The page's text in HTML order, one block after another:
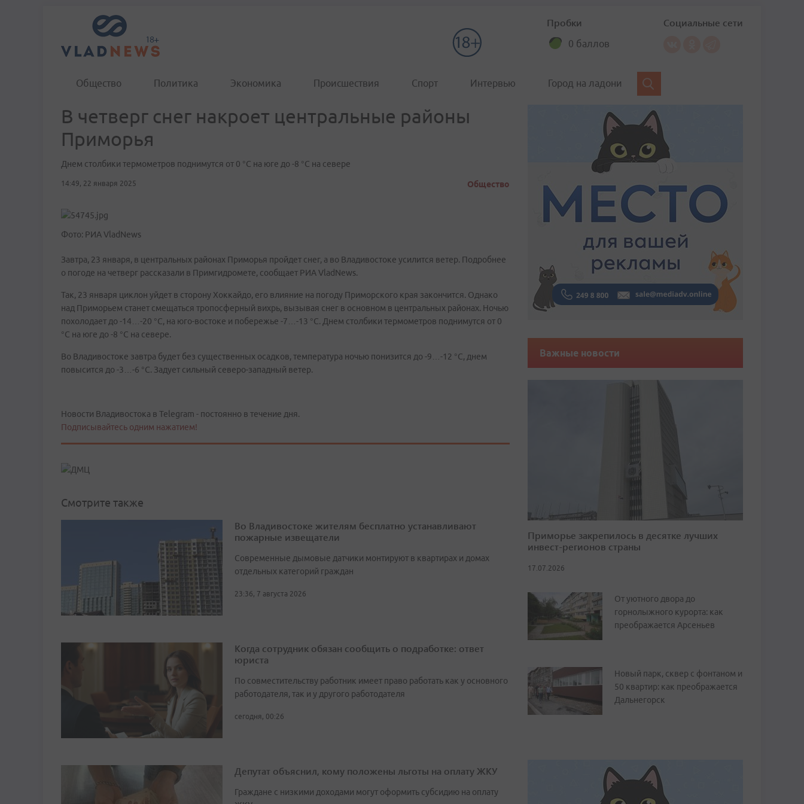
Пробки
0 баллов
Социальные сети
Общество Политика Экономика Происшествия Спорт Интервью Город на ладони
В четверг снег накроет центральные районы
Приморья
Днем столбики термометров поднимутся от 0 °С на юге до -8 °С на севере
14:49, 22 января 2025 Общество
Фото: РИА VladNews
Завтра, 23 января, в центральных районах Приморья пройдет снег, а во Владивостоке усилится ветер. Подробнее
о погоде на четверг рассказали в Примгидромете, сообщает РИА VladNews.
Так, 23 января циклон уйдет в сторону Хоккайдо, его влияние на погоду Приморского края закончится. Однако
над Приморьем станет смещаться тропосферный вихрь, вызывая снег в основном в центральных районах. Ночью
похолодает до -14…-20 °С, на юго-востоке и побережье -7…-13 °С. Днем столбики термометров поднимутся от 0
°С на юге до -8 °С на севере.
Во Владивостоке завтра будет без существенных осадков, температура ночью понизится до -9…-12 °С, днем
повысится до -3…-6 °С. Задует сильный северо-западный ветер.
Новости Владивостока в Telegram - постоянно в течение дня.
Подписывайтесь одним нажатием!
Смотрите также
Во Владивостоке жителям бесплатно устанавливают
пожарные извещатели
Современные дымовые датчики монтируют в квартирах и домах
отдельных категорий граждан
23:36, 7 августа 2026
Когда сотрудник обязан сообщить о подработке: ответ
юриста
По совместительству работник имеет право работать как у основного
работодателя, так и у другого работодателя
сегодня, 00:26
Депутат объяснил, кому положены льготы на оплату ЖКУ
Граждане с низкими доходами могут оформить субсидию на оплату
Важные новости
Приморье закрепилось в десятке лучших
инвест-регионов страны
17.07.2026
От уютного двора до
горнолыжного курорта: как
преображается Арсеньев
Новый парк, сквер с фонтаном и
50 квартир: как преображается
Дальнегорск